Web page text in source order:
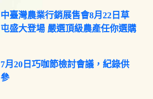
中臺灣農業行銷展售會8月22日草
屯盛大登場 嚴選頂級農產任你選購
7月20日巧咖節檢討會議，紀錄供
參